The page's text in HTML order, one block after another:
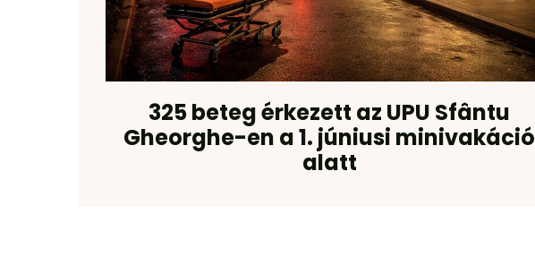
325 beteg érkezett az UPU Sfântu
Gheorghe-en a 1. júniusi minivakáció
alatt